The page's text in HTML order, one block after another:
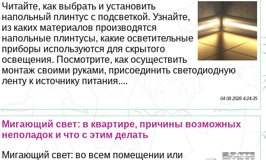
Читайте, как выбрать и установить
напольный плинтус с подсветкой. Узнайте,
из каких материалов производятся
напольные плинтусы, какие осветительные
приборы используются для скрытого
освещения. Посмотрите, как осуществить
монтаж своими руками, присоединить светодиодную
ленту к источнику питания....
04 08 2026 4:24:35
Мигающий свет: в квартире, причины возможных
неполадок и что с этим делать
Мигающий свет: во всем помещении или